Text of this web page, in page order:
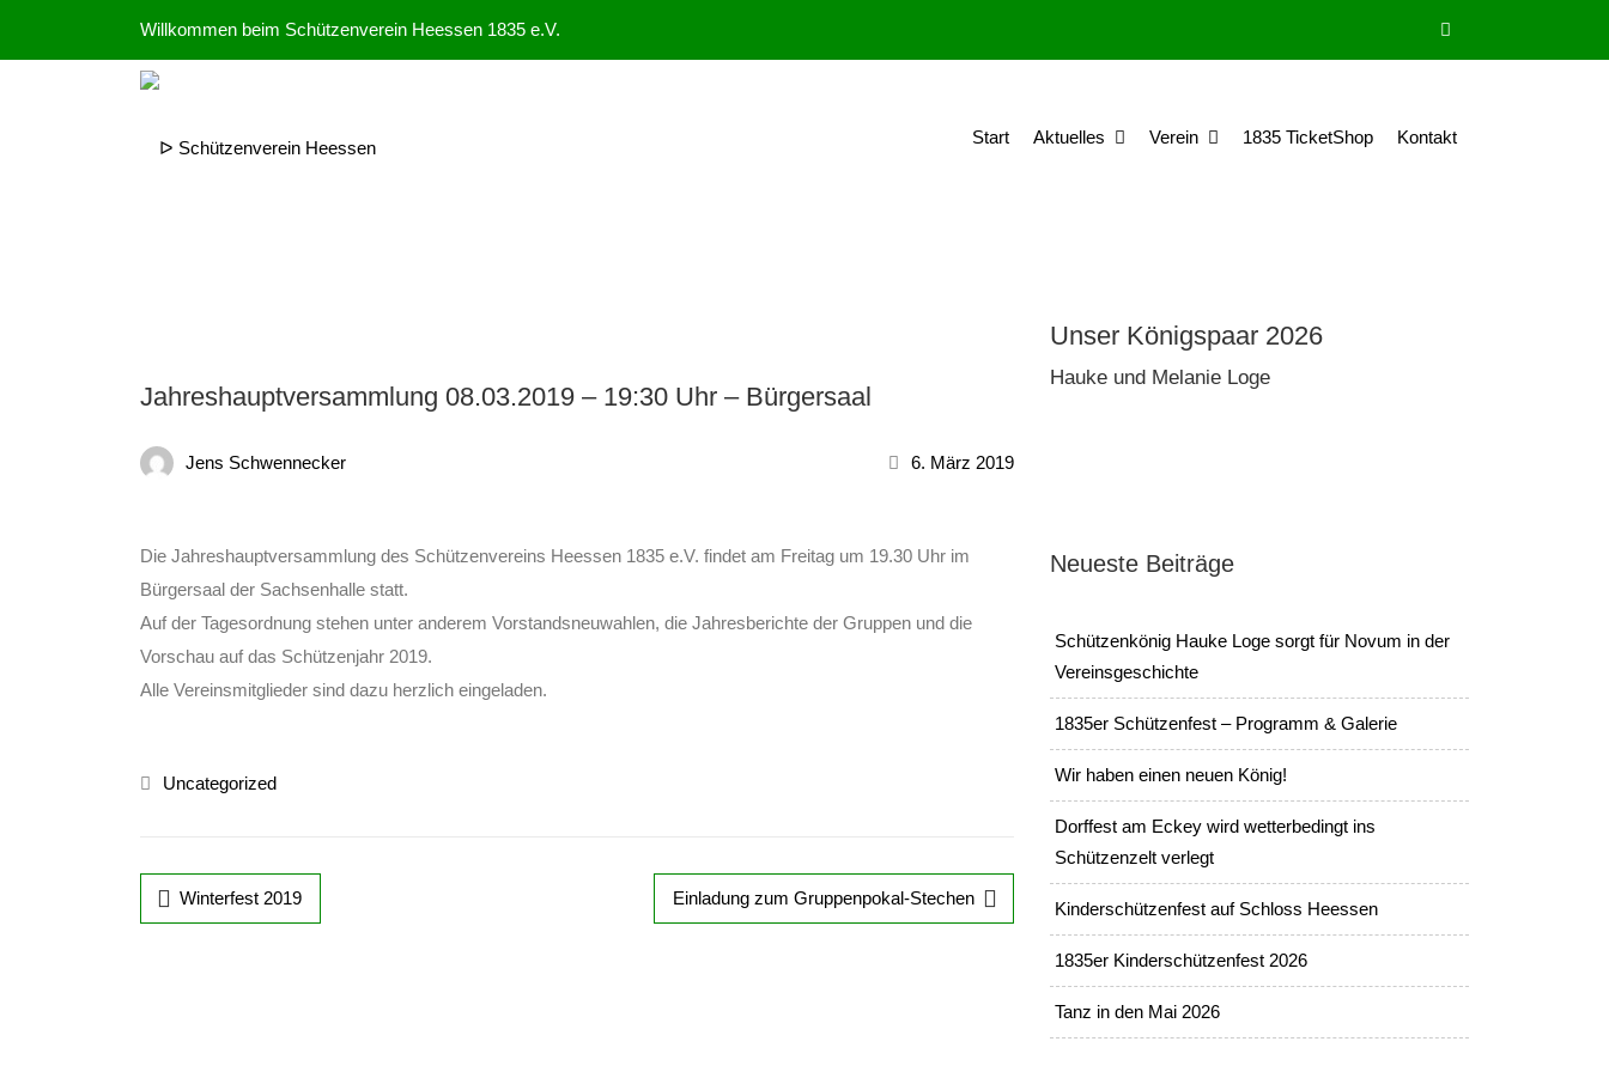
Willkommen beim Schützenverein Heessen 1835 e.V.
Start Aktuelles Verein 1835 TicketShop Kontakt
Jahreshauptversammlung 08.03.2019 – 19:30 Uhr – Bürgersaal
Jens Schwennecker 6. März 2019
Die Jahreshauptversammlung des Schützenvereins Heessen 1835 e.V. findet am Freitag um 19.30 Uhr im
Bürgersaal der Sachsenhalle statt.
Auf der Tagesordnung stehen unter anderem Vorstandsneuwahlen, die Jahresberichte der Gruppen und die
Vorschau auf das Schützenjahr 2019.
Alle Vereinsmitglieder sind dazu herzlich eingeladen.
Uncategorized
Winterfest 2019 Einladung zum Gruppenpokal-Stechen
Unser Königspaar 2026
Hauke und Melanie Loge
Neueste Beiträge
Schützenkönig Hauke Loge sorgt für Novum in der
Vereinsgeschichte
1835er Schützenfest – Programm & Galerie
Wir haben einen neuen König!
Dorffest am Eckey wird wetterbedingt ins
Schützenzelt verlegt
Kinderschützenfest auf Schloss Heessen
1835er Kinderschützenfest 2026
Tanz in den Mai 2026